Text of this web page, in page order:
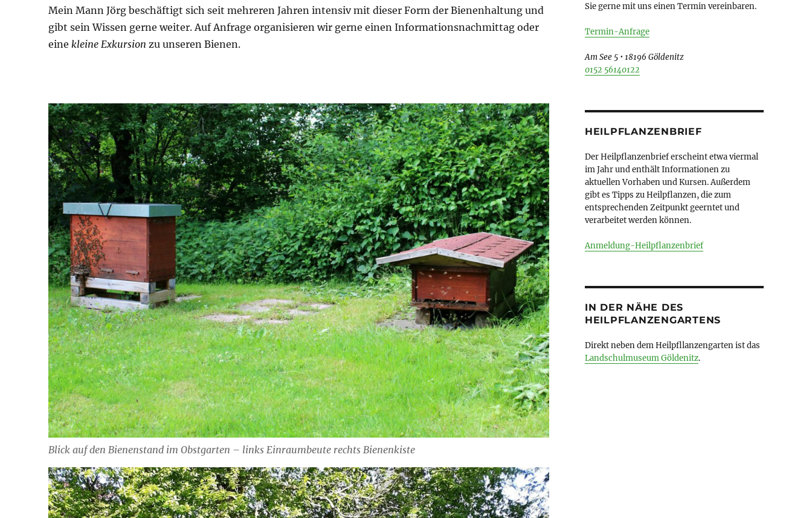
Mein Mann Jörg beschäftigt sich seit mehreren Jahren intensiv mit dieser Form der Bienenhaltung und
gibt sein Wissen gerne weiter. Auf Anfrage organisieren wir gerne einen Informationsnachmittag oder
einekleine Exkursion zu unseren Bienen.
Blick auf den Bienenstand im Obstgarten – links Einraumbeute rechts Bienenkiste
Sie gerne mit uns einen Termin vereinbaren.
Termin-Anfrage
Am See 5 • 18196 Göldenitz
0152 56140122
HEILPFLANZENBRIEF
Der Heilpflanzenbrief erscheint etwa viermal
im Jahr und enthält Informationen zu
aktuellen Vorhaben und Kursen. Außerdem
gibt es Tipps zu Heilpflanzen, die zum
entsprechenden Zeitpunkt geerntet und
verarbeitet werden können.
Anmeldung-Heilpflanzenbrief
IN DER NÄHE DES
HEILPFLANZENGARTENS
Direkt neben dem Heilpfllanzengarten ist das
Landschulmuseum Göldenitz.